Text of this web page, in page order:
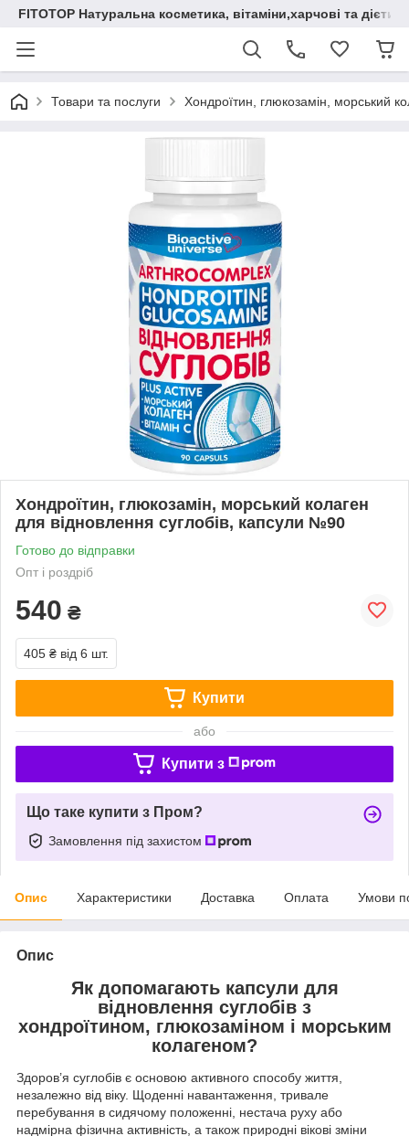
FITOTOP Натуральна косметика, вітаміни,харчові та
Товари та послуги Хондроїтин, глюкозамін, морський
Хондроїтин, глюкозамін, морський колаген
для відновлення суглобів, капсули №90
Готово до відправки
Опт і роздріб
540 ₴
405 ₴ від 6 шт.
Купити
або
Купити з
Що таке купити з Пром?
Замовлення під захистом
Опис Характеристики Доставка Оплата Умови
Опис
Як допомагають капсули для
відновлення суглобів з
хондроїтином, глюкозаміном і морським
колагеном?
Здоров’я суглобів є основою активного способу життя,
незалежно від віку. Щоденні навантаження, тривале
перебування в сидячому положенні, нестача руху або
надмірна фізична активність, а також природні вікові зміни